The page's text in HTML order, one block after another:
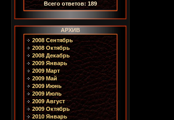
Всего ответов: 189
АРХИВ
2008 Сентябрь
2008 Октябрь
2008 Декабрь
2009 Январь
2009 Март
2009 Май
2009 Июнь
2009 Июль
2009 Август
2009 Октябрь
2010 Январь